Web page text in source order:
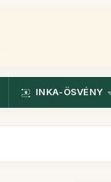
INKA-ÖSVÉNY